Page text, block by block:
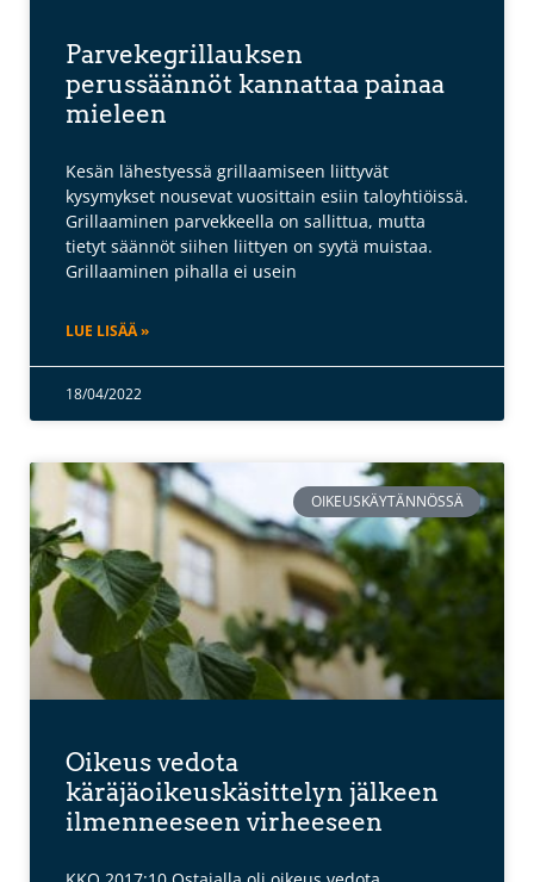
Parvekegrillauksen
perussäännöt kannattaa painaa
mieleen
Kesän lähestyessä grillaamiseen liittyvät
kysymykset nousevat vuosittain esiin taloyhtiöissä.
Grillaaminen parvekkeella on sallittua, mutta
tietyt säännöt siihen liittyen on syytä muistaa.
Grillaaminen pihalla ei usein
LUE LISÄÄ »
18/04/2022
OIKEUSKÄYTÄNNÖSSÄ
Oikeus vedota
käräjäoikeuskäsittelyn jälkeen
ilmenneeseen virheeseen